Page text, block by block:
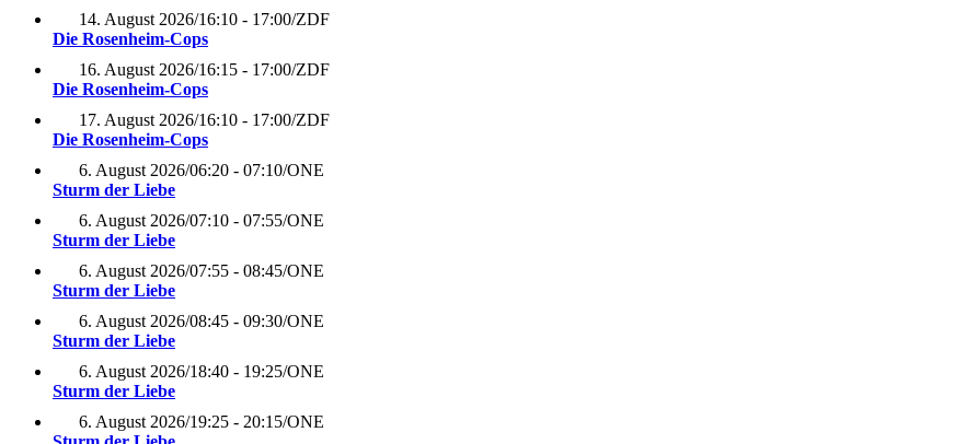
14. August 2026/16:10 - 17:00/ZDF
Die Rosenheim-Cops
16. August 2026/16:15 - 17:00/ZDF
Die Rosenheim-Cops
17. August 2026/16:10 - 17:00/ZDF
Die Rosenheim-Cops
6. August 2026/06:20 - 07:10/ONE
Sturm der Liebe
6. August 2026/07:10 - 07:55/ONE
Sturm der Liebe
6. August 2026/07:55 - 08:45/ONE
Sturm der Liebe
6. August 2026/08:45 - 09:30/ONE
Sturm der Liebe
6. August 2026/18:40 - 19:25/ONE
Sturm der Liebe
6. August 2026/19:25 - 20:15/ONE